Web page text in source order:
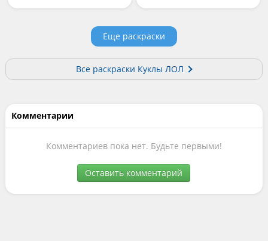
Еще раскраски
Все раскраски Куклы ЛОЛ
Комментарии
Комментариев пока нет. Будьте первыми!
Оставить комментарий